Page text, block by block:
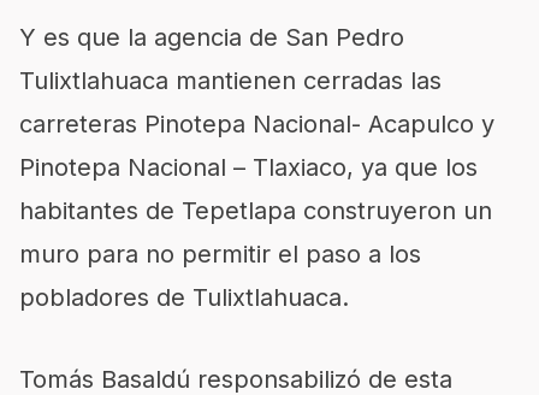
Y es que la agencia de San Pedro
Tulixtlahuaca mantienen cerradas las
carreteras Pinotepa Nacional- Acapulco y
Pinotepa Nacional – Tlaxiaco, ya que los
habitantes de Tepetlapa construyeron un
muro para no permitir el paso a los
pobladores de Tulixtlahuaca.
Tomás Basaldú responsabilizó de esta